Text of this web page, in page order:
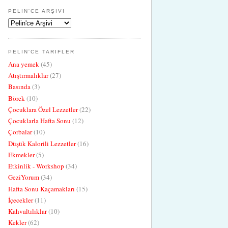
PELIN'CE ARŞIVI
PELIN'CE TARIFLER
Ana yemek(45)
Atıştırmalıklar(27)
Basında(3)
Börek(10)
Çocuklara Özel Lezzetler(22)
Çocuklarla Hafta Sonu (12)
Çorbalar(10)
Düşük Kalorili Lezzetler(16)
Ekmekler(5)
Etkinlik - Workshop (34)
GeziYorum(34)
Hafta Sonu Kaçamakları (15)
İçecekler(11)
Kahvaltılıklar(10)
Kekler(62)